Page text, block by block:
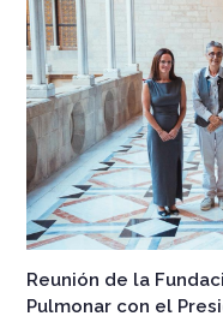
Reunión de la
Pulmonar con el